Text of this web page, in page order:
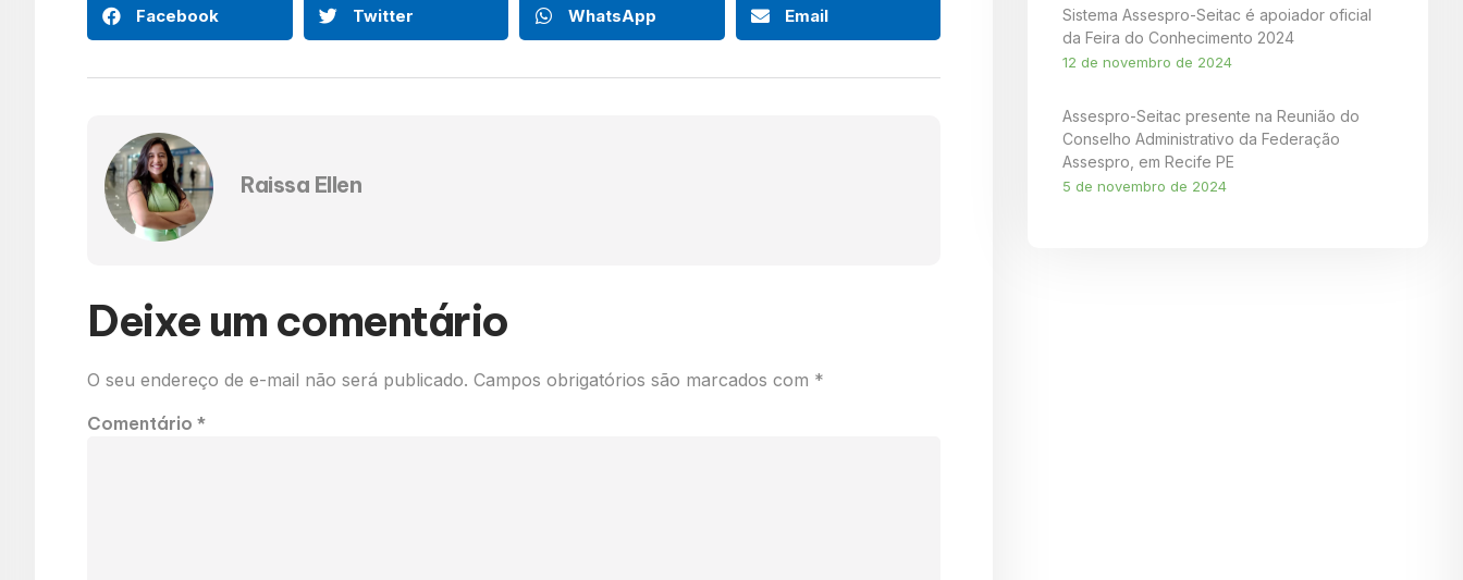
Facebook Twitter WhatsApp Email
Raissa Ellen
Deixe um comentário
O seu endereço de e-mail não será publicado. Campos obrigatórios são marcados com *
Comentário *
Sistema Assespro-Seitac é apoiador oficial
da Feira do Conhecimento 2024
12 de novembro de 2024
Assespro-Seitac presente na Reunião do
Conselho Administrativo da Federação
Assespro, em Recife PE
5 de novembro de 2024